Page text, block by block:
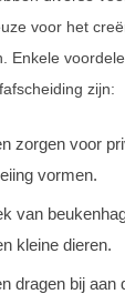
voor het
Enkele
zijn:
zorgen voor
vormen.
van
kleine dieren.
dragen bij aan